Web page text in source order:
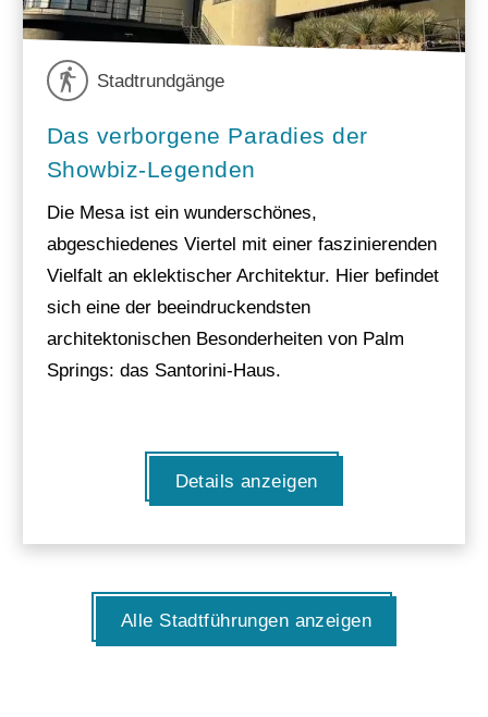
Stadtrundgänge
Das verborgene Paradies der
Showbiz-Legenden
Die Mesa ist ein wunderschönes,
abgeschiedenes Viertel mit einer faszinierenden
Vielfalt an eklektischer Architektur. Hier befindet
sich eine der beeindruckendsten
architektonischen Besonderheiten von Palm
Springs: das Santorini-Haus.
Details anzeigen
Alle Stadtführungen anzeigen